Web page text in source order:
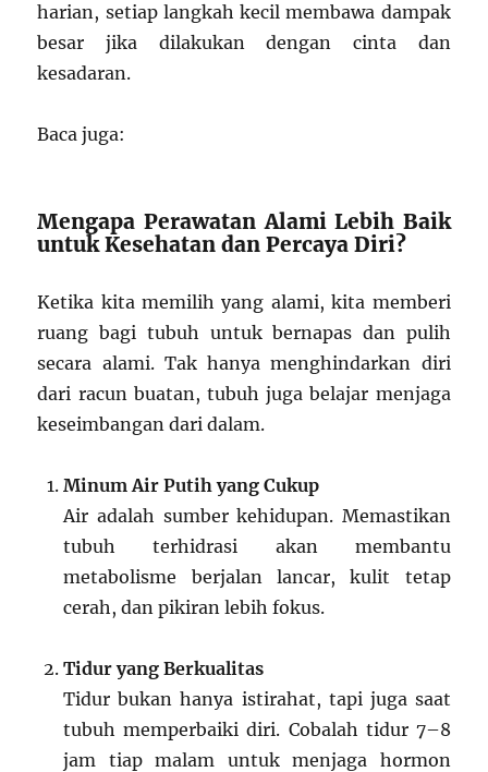
harian, setiap langkah kecil membawa dampak
besar jika dilakukan dengan cinta dan
kesadaran.
Baca juga:
Mengapa Perawatan Alami Lebih Baik
untuk Kesehatan dan Percaya Diri?
Ketika kita memilih yang alami, kita memberi
ruang bagi tubuh untuk bernapas dan pulih
secara alami. Tak hanya menghindarkan diri
dari racun buatan, tubuh juga belajar menjaga
keseimbangan dari dalam.
Minum Air Putih yang Cukup
Air adalah sumber kehidupan. Memastikan
tubuh terhidrasi akan membantu
metabolisme berjalan lancar, kulit tetap
cerah, dan pikiran lebih fokus.
Tidur yang Berkualitas
Tidur bukan hanya istirahat, tapi juga saat
tubuh memperbaiki diri. Cobalah tidur 7–8
jam tiap malam untuk menjaga hormon